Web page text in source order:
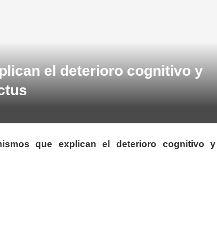
el deterioro cognitivo y
que explican el deterioro cognitivo